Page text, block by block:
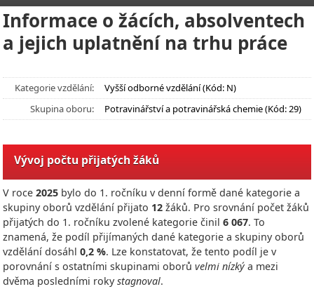
Informace o žácích, absolventech
a jejich uplatnění na trhu práce
Kategorie vzdělání:
Vyšší odborné vzdělání (Kód: N)
Skupina oboru:
Potravinářství a potravinářská chemie (Kód: 29)
Vývoj počtu přijatých žáků
V roce 2025 bylo do 1. ročníku v denní formě dané kategorie a
skupiny oborů vzdělání přijato 12 žáků. Pro srovnání počet žáků
přijatých do 1. ročníku zvolené kategorie činil 6 067. To
znamená, že podíl přijímaných dané kategorie a skupiny oborů
vzdělání dosáhl 0,2 %. Lze konstatovat, že tento podíl je v
porovnání s ostatními skupinami oborů velmi nízkýa mezi
dvěma posledními rokystagnoval.